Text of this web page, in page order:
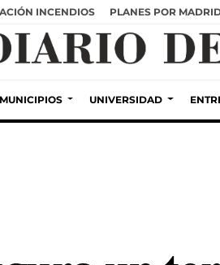
INCENDIOS PLANES POR
MUNICIPIOS UNIVERSIDAD